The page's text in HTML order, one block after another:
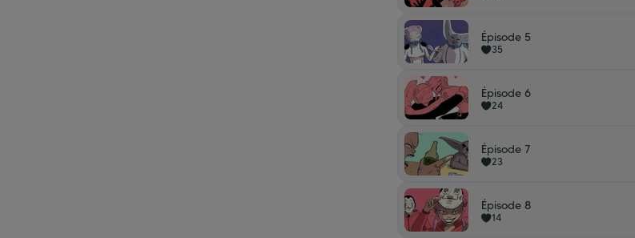
Épisode 5
35
Épisode 6
24
Épisode 7
23
Épisode 8
14